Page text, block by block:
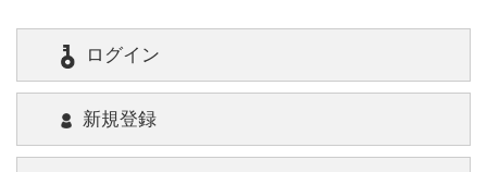
ログイン
新規登録